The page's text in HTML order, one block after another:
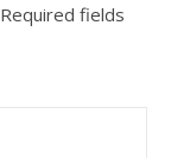
Required fields